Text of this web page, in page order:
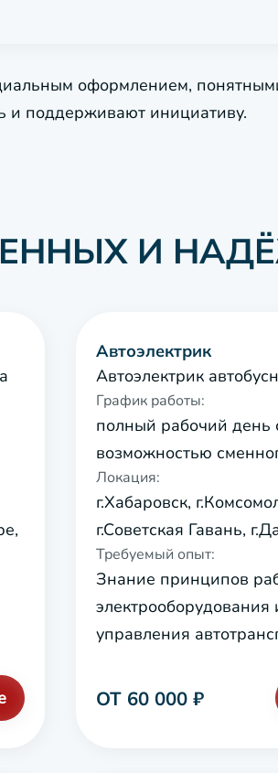
оформлением,
и поддерживают инициативу.
И
Автоэлектрик
Автоэлектрик
График работы:
полный рабочий день
возможностью
Локация:
г.Хабаровск,
г.Советская Гавань,
Требуемый опыт:
Знание принципов
электрооборудования
управления
ОТ 60 000 ₽